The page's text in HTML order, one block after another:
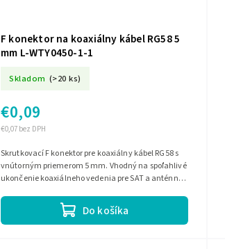
F konektor na koaxiálny kábel RG58 5
mm L-WTY0450-1-1
Skladom (>20 ks)
€0,07 bez DPH
€0,09
Do košíka
Skrutkovací F konektor pre koaxiálny kábel RG58 s
vnútorným priemerom 5 mm. Vhodný na spoľahlivé
ukončenie koaxiálneho vedenia pre SAT a anténne